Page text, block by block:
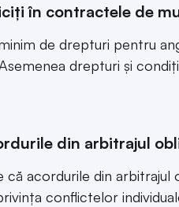
în contractele de
de drepturi pentru
drepturi și
din arbitrajul
că acordurile din arbitrajul
conflictelor